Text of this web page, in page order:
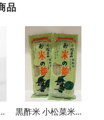
品
黒酢米 小松菜米